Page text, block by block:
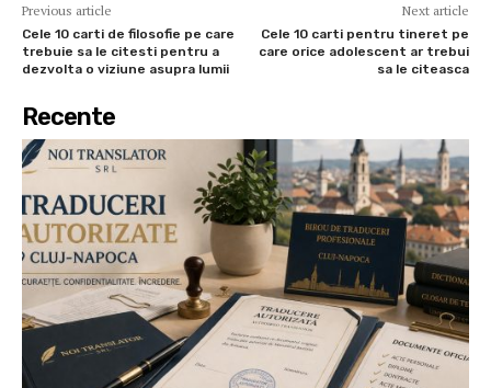
Previous article
Cele 10 carti de filosofie pe care
trebuie sa le citesti pentru a
dezvolta o viziune asupra lumii
Next article
Cele 10 carti pentru tineret pe
care orice adolescent ar trebui
sa le citeasca
Recente